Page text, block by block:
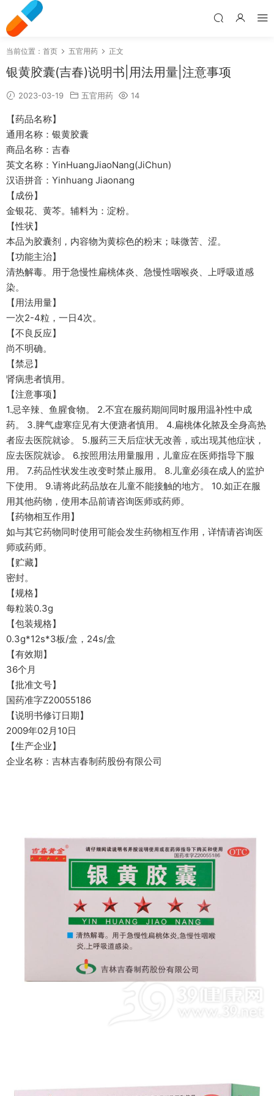
当前位置： 首页 五官用药 正文
银黄胶囊(吉春)说明书|用法用量|注意事项
2023-03-19 五官用药 14
【药品名称】
通用名称：银黄胶囊
商品名称：吉春
英文名称：YinHuangJiaoNang(JiChun)
汉语拼音：Yinhuang Jiaonang
【成份】
金银花、黄芩。辅料为：淀粉。
【性状】
本品为胶囊剂，内容物为黄棕色的粉末；味微苦、涩。
【功能主治】
清热解毒。用于急慢性扁桃体炎、急慢性咽喉炎、上呼吸道感
染。
【用法用量】
一次2-4粒，一日4次。
【不良反应】
尚不明确。
【禁忌】
肾病患者慎用。
【注意事项】
1.忌辛辣、鱼腥食物。 2.不宜在服药期间同时服用温补性中成
药。 3.脾气虚寒症见有大便溏者慎用。 4.扁桃体化脓及全身高热
者应去医院就诊。 5.服药三天后症状无改善，或出现其他症状，
应去医院就诊。 6.按照用法用量服用，儿童应在医师指导下服
用。 7.药品性状发生改变时禁止服用。 8.儿童必须在成人的监护
下使用。 9.请将此药品放在儿童不能接触的地方。 10.如正在服
用其他药物，使用本品前请咨询医师或药师。
【药物相互作用】
如与其它药物同时使用可能会发生药物相互作用，详情请咨询医
师或药师。
【贮藏】
密封。
【规格】
每粒装0.3g
【包装规格】
0.3g*12s*3板/盒，24s/盒
【有效期】
36个月
【批准文号】
国药准字Z20055186
【说明书修订日期】
2009年02月10日
【生产企业】
企业名称：吉林吉春制药股份有限公司